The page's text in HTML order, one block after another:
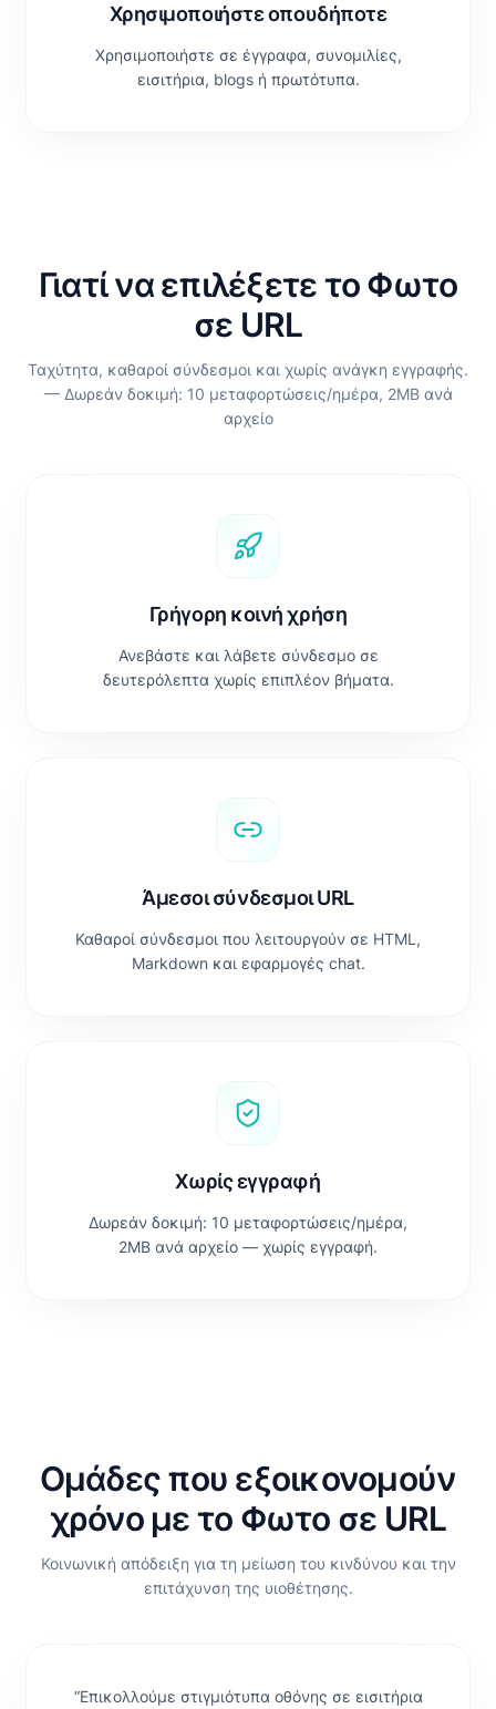
Χρησιμοποιήστε οπουδήποτε
Χρησιμοποιήστε σε έγγραφα, συνομιλίες,
εισιτήρια, blogs ή πρωτότυπα.
Γιατί να επιλέξετε το Φωτο
σε URL
Ταχύτητα, καθαροί σύνδεσμοι και χωρίς ανάγκη εγγραφής.
— Δωρεάν δοκιμή: 10 μεταφορτώσεις/ημέρα, 2MB ανά
αρχείο
Γρήγορη κοινή χρήση
Ανεβάστε και λάβετε σύνδεσμο σε
δευτερόλεπτα χωρίς επιπλέον βήματα.
Άμεσοι σύνδεσμοι URL
Καθαροί σύνδεσμοι που λειτουργούν σε HTML,
Markdown και εφαρμογές chat.
Χωρίς εγγραφή
Δωρεάν δοκιμή: 10 μεταφορτώσεις/ημέρα,
2MB ανά αρχείο — χωρίς εγγραφή.
Ομάδες που εξοικονομούν
χρόνο με το Φωτο σε URL
Κοινωνική απόδειξη για τη μείωση του κινδύνου και την
επιτάχυνση της υιοθέτησης.
“Επικολλούμε στιγμιότυπα οθόνης σε εισιτήρια